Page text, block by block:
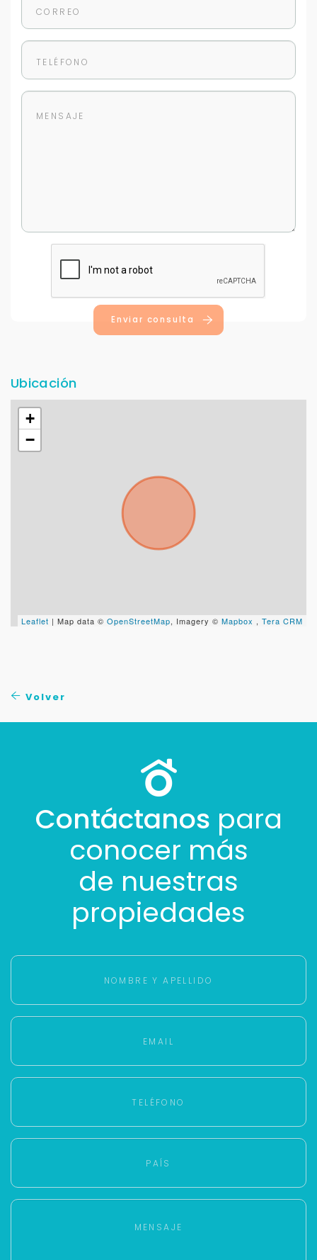
Enviar consulta
Ubicación
+
−
Leaflet | Map data © OpenStreetMap, Imagery © Mapbox , Tera CRM
Volver
Contáctanos para
conocer más
de nuestras
propiedades